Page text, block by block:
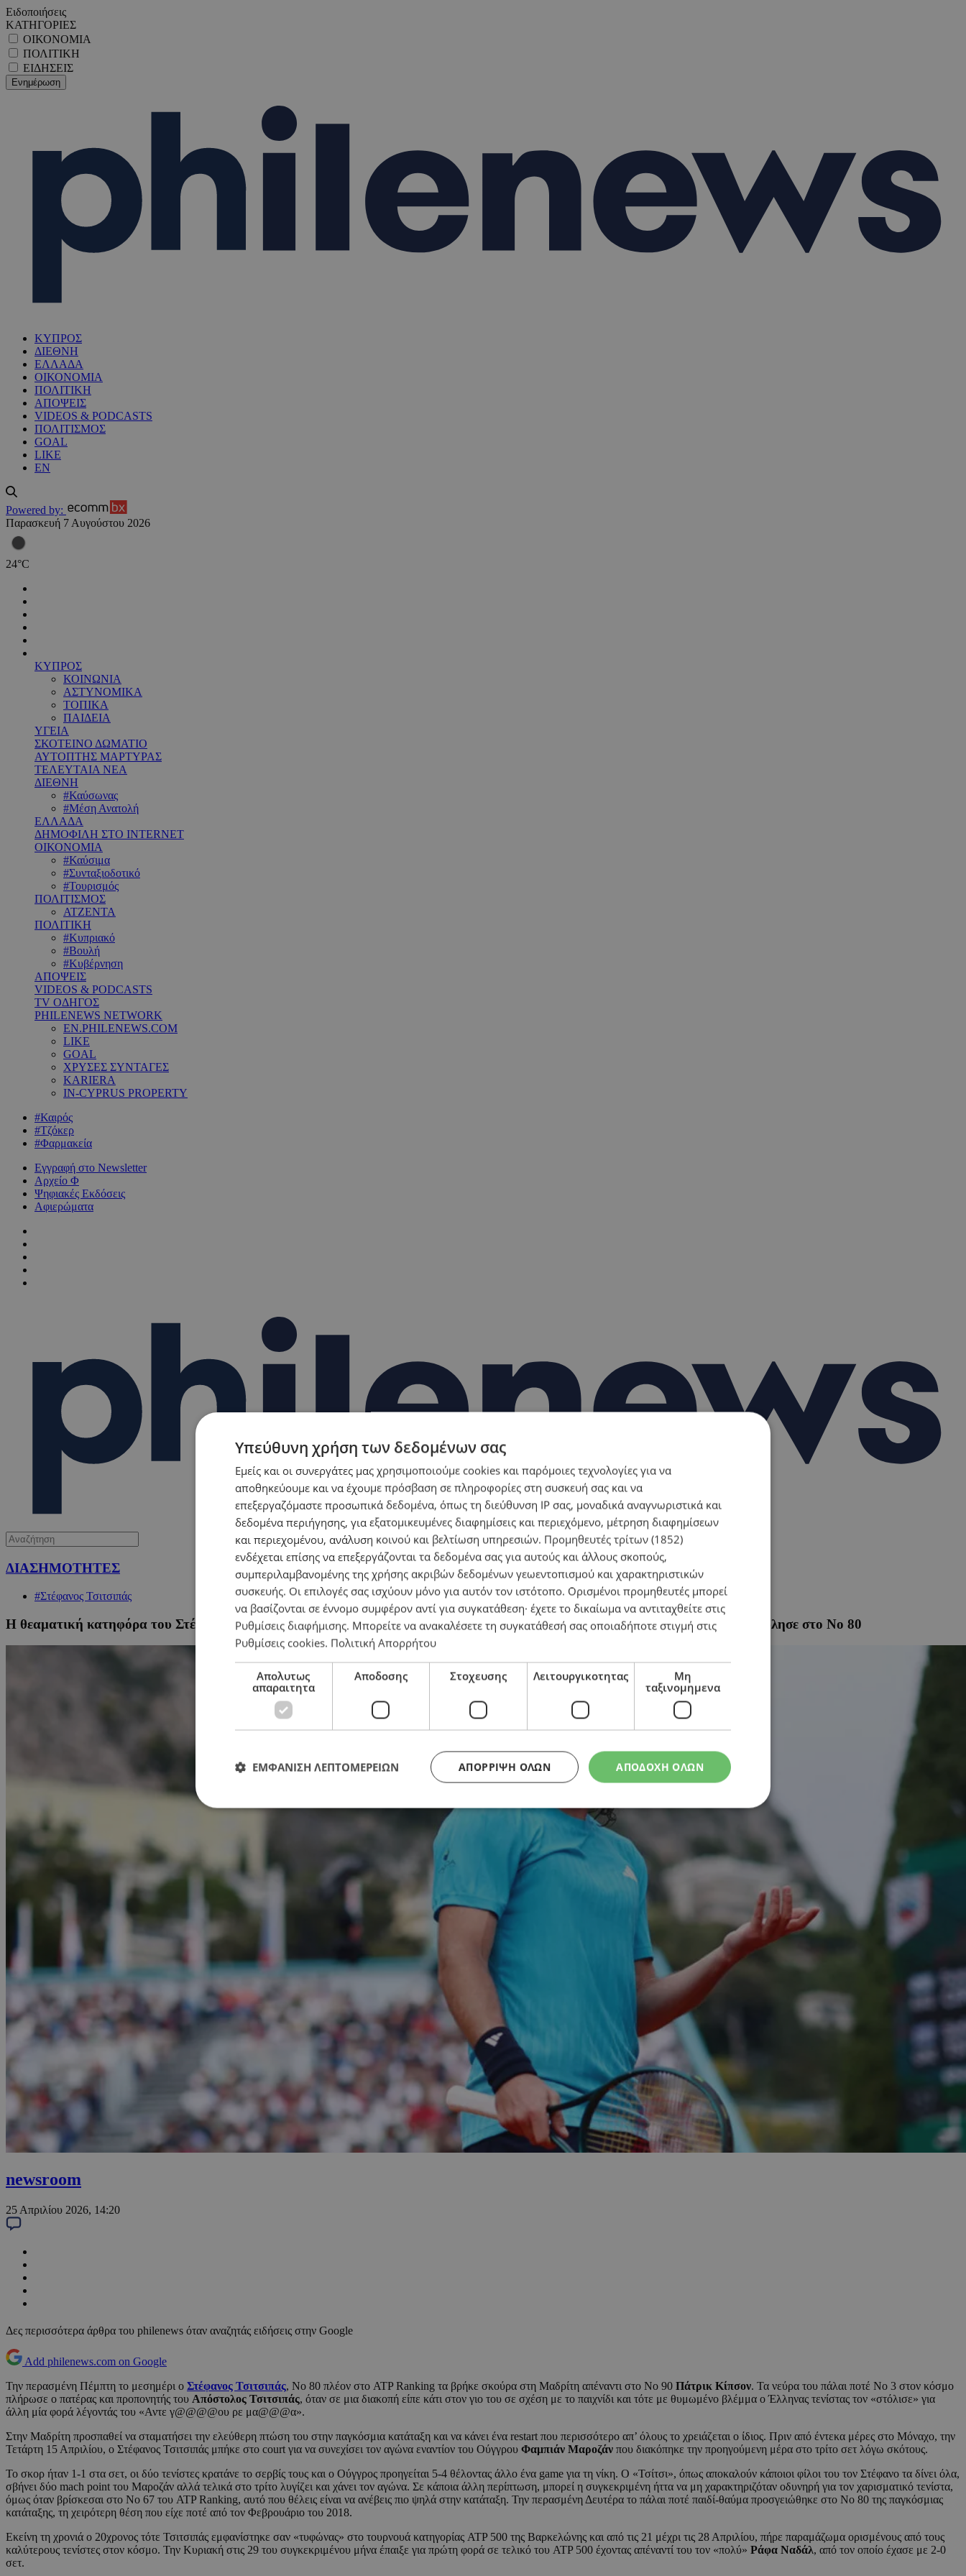
Ειδοποιήσεις
ΚΑΤΗΓΟΡΙΕΣ
ΟΙΚΟΝΟΜΙΑ
ΠΟΛΙΤΙΚΗ
ΕΙΔΗΣΕΙΣ
ΚΥΠΡΟΣ
ΔΙΕΘΝΗ
ΕΛΛΑΔΑ
ΟΙΚΟΝΟΜΙΑ
ΠΟΛΙΤΙΚΗ
ΑΠΟΨΕΙΣ
VIDEOS & PODCASTS
ΠΟΛΙΤΙΣΜΟΣ
GOAL
LIKE
EN
Powered by:
Παρασκευή 7 Αυγούστου 2026
24°C
ΚΥΠΡΟΣ
ΚΟΙΝΩΝΙΑ
ΑΣΤΥΝΟΜΙΚΑ
ΤΟΠΙΚΑ
ΠΑΙΔΕΙΑ
ΥΓΕΙΑ
ΣΚΟΤΕΙΝΟ ΔΩΜΑΤΙΟ
ΑΥΤΟΠΤΗΣ ΜΑΡΤΥΡΑΣ
ΤΕΛΕΥΤΑΙΑ ΝΕΑ
ΔΙΕΘΝΗ
#Καύσωνας
#Μέση Ανατολή
ΕΛΛΑΔΑ
ΔΗΜΟΦΙΛΗ ΣΤΟ INTERNET
ΟΙΚΟΝΟΜΙΑ
#Καύσιμα
#Συνταξιοδοτικό
#Τουρισμός
ΠΟΛΙΤΙΣΜΟΣ
ΑΤΖΕΝΤΑ
ΠΟΛΙΤΙΚΗ
#Κυπριακό
#Βουλή
#Κυβέρνηση
ΑΠΟΨΕΙΣ
VIDEOS & PODCASTS
TV ΟΔΗΓΟΣ
PHILENEWS NETWORK
EN.PHILENEWS.COM
LIKE
GOAL
ΧΡΥΣΕΣ ΣΥΝΤΑΓΕΣ
KARIERA
IN-CYPRUS PROPERTY
#Καιρός
#Τζόκερ
#Φαρμακεία
Εγγραφή στο Newsletter
Αρχείο Φ
Ψηφιακές Εκδόσεις
Αφιερώματα
ΔΙΑΣΗΜΟΤΗΤΕΣ
#Στέφανος Τσιτσιπάς
Η θεαματική κατηφόρα του Στέφανου Τσιτσιπά: Από τη μετεωρική άνοδο στην εκκωφαντική πτώση – Πώς από το Νο 3 κατρακύλησε στο Νο 80
newsroom
25 Απριλίου 2026, 14:20
Δες περισσότερα άρθρα του philenews όταν αναζητάς ειδήσεις στην Google
Add philenews.com on Google
Την περασμένη Πέμπτη το μεσημέρι ο Στέφανος Τσιτσιπάς, Νο 80 πλέον στο ATP Ranking τα βρήκε σκούρα στη Μαδρίτη απέναντι στο Νο 90 Πάτρικ Κίπσον. Τα νεύρα του πάλαι ποτέ Νο 3 στον κόσμο
πλήρωσε ο πατέρας και προπονητής του Απόστολος Τσιτσιπάς, όταν σε μια διακοπή είπε κάτι στον γιο του σε σχέση με το παιχνίδι και τότε με θυμωμένο βλέμμα ο Έλληνας τενίστας τον «στόλισε» για
άλλη μία φορά λέγοντάς του «Αντε γ@@@@ου ρε μα@@@α».
Στην Μαδρίτη προσπαθεί να σταματήσει την ελεύθερη πτώση του στην παγκόσμια κατάταξη και να κάνει ένα restart που περισσότερο απ’ όλους το χρειάζεται ο ίδιος. Πριν από έντεκα μέρες στο Μόναχο, την
Τετάρτη 15 Απριλίου, ο Στέφανος Τσιτσιπάς μπήκε στο court για να συνεχίσει τον αγώνα εναντίον του Ούγγρου Φαμπιάν Μαροζάν που διακόπηκε την προηγούμενη μέρα στο τρίτο σετ λόγω σκότους.
Το σκορ ήταν 1-1 στα σετ, οι δύο τενίστες κρατάνε το σερβίς τους και ο Ούγγρος προηγείται 5-4 θέλοντας άλλο ένα game για τη νίκη. Ο «Τσίτσι», όπως αποκαλούν κάποιοι φίλοι του τον Στέφανο τα δίνει όλα,
σβήνει δύο mach point του Μαροζάν αλλά τελικά στο τρίτο λυγίζει και χάνει τον αγώνα. Σε κάποια άλλη περίπτωση, μπορεί η συγκεκριμένη ήττα να μη χαρακτηριζόταν οδυνηρή για τον χαρισματικό τενίστα,
όμως όταν βρίσκεσαι στο Νο 67 του ATP Ranking, αυτό που θέλεις είναι να ανέβεις πιο ψηλά στην κατάταξη. Την περασμένη Δευτέρα το πάλαι ποτέ παιδί-θαύμα προσγειώθηκε στο Νο 80 της παγκόσμιας
κατάταξης, τη χειρότερη θέση που είχε ποτέ από τον Φεβρουάριο του 2018.
Εκείνη τη χρονιά ο 20χρονος τότε Τσιτσιπάς εμφανίστηκε σαν «τυφώνας» στο τουρνουά κατηγορίας ATP 500 της Βαρκελώνης και από τις 21 μέχρι τις 28 Απριλίου, πήρε παραμάζωμα ορισμένους από τους
καλύτερους τενίστες στον κόσμο. Την Κυριακή στις 29 του συγκεκριμένου μήνα έπαιξε για πρώτη φορά σε τελικό του ATP 500 έχοντας απέναντί του τον «πολύ» Ράφα Ναδάλ, από τον οποίο έχασε με 2-0
σετ.
Υπεύθυνη χρήση των δεδομένων σας
Εμείς και οι συνεργάτες μας χρησιμοποιούμε cookies και παρόμοιες τεχνολογίες για να
αποθηκεύουμε και να έχουμε πρόσβαση σε πληροφορίες στη συσκευή σας και να
επεξεργαζόμαστε προσωπικά δεδομένα, όπως τη διεύθυνση IP σας, μοναδικά αναγνωριστικά και
δεδομένα περιήγησης, για εξατομικευμένες διαφημίσεις και περιεχόμενο, μέτρηση διαφημίσεων
και περιεχομένου, ανάλυση κοινού και βελτίωση υπηρεσιών. Προμηθευτές τρίτων (1852)
ενδέχεται επίσης να επεξεργάζονται τα δεδομένα σας για αυτούς και άλλους σκοπούς,
συμπεριλαμβανομένης της χρήσης ακριβών δεδομένων γεωεντοπισμού και χαρακτηριστικών
συσκευής. Οι επιλογές σας ισχύουν μόνο για αυτόν τον ιστότοπο. Ορισμένοι προμηθευτές μπορεί
να βασίζονται σε έννομο συμφέρον αντί για συγκατάθεση· έχετε το δικαίωμα να αντιταχθείτε στις
Ρυθμίσεις διαφήμισης. Μπορείτε να ανακαλέσετε τη συγκατάθεσή σας οποιαδήποτε στιγμή στις
Ρυθμίσεις cookies. Πολιτική Απορρήτου
Απολυτως
απαραιτητα
Αποδοσης Στοχευσης Λειτουργικοτητας
Μη
ταξινομημενα
ΑΠΟΔΟΧΗ ΟΛΩΝ
ΑΠΌΡΡΙΨΗ ΌΛΩΝ
ΕΜΦΑΝΙΣΗ ΛΕΠΤΟΜΕΡΕΙΩΝ